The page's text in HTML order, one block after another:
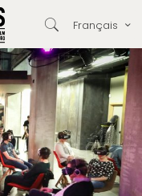
Français